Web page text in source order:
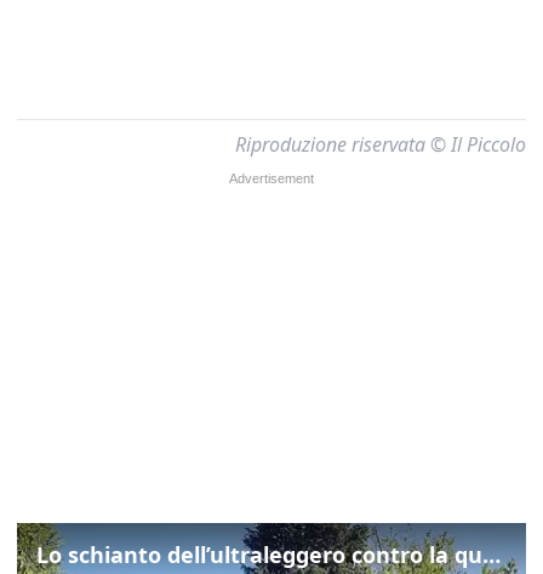
Riproduzione riservata © Il Piccolo
Lo schianto dell’ultraleggero contro la quercia: cosa è successo a Rivarotta